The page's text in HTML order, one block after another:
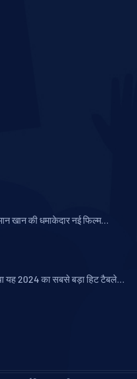
खान की धमाकेदार नई फिल्म
यह 2024 का सबसे बड़ा हिट टैबलेट